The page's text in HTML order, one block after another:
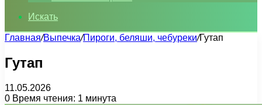
Искать
Главная/Выпечка/Пироги, беляши, чебуреки/Гутап
Гутап
11.05.2026
0 Время чтения: 1 минута